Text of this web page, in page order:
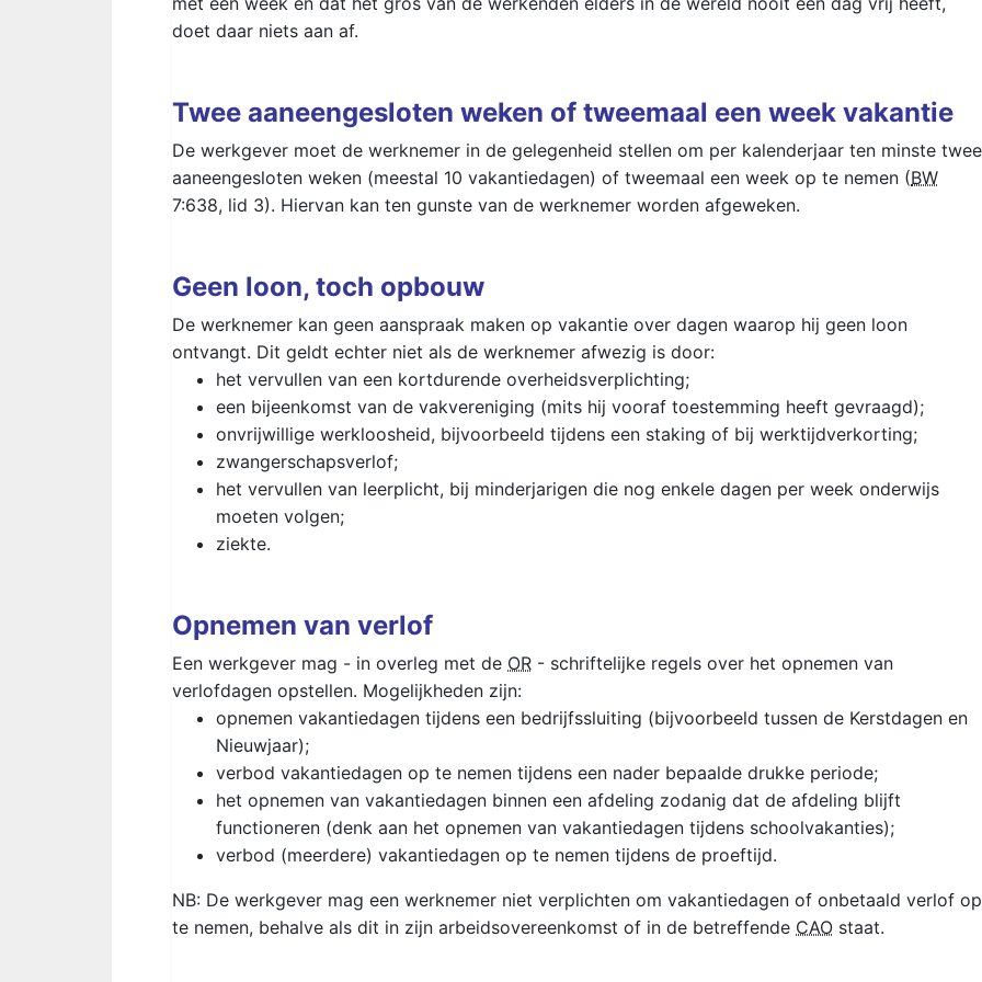
doet daar niets aan af.
Twee aaneengesloten weken of tweemaal een week vakantie
De werkgever moet de werknemer in de gelegenheid stellen om per kalenderjaar ten minste twee
aaneengesloten weken (meestal 10 vakantiedagen) of tweemaal een week op te nemen (BW
7:638, lid 3). Hiervan kan ten gunste van de werknemer worden afgeweken.
Geen loon, toch opbouw
De werknemer kan geen aanspraak maken op vakantie over dagen waarop hij geen loon
ontvangt. Dit geldt echter niet als de werknemer afwezig is door:
het vervullen van een kortdurende overheidsverplichting;
een bijeenkomst van de vakvereniging (mits hij vooraf toestemming heeft gevraagd);
onvrijwillige werkloosheid, bijvoorbeeld tijdens een staking of bij werktijdverkorting;
zwangerschapsverlof;
het vervullen van leerplicht, bij minderjarigen die nog enkele dagen per week onderwijs
moeten volgen;
ziekte.
Opnemen van verlof
Een werkgever mag - in overleg met de OR - schriftelijke regels over het opnemen van
verlofdagen opstellen. Mogelijkheden zijn:
opnemen vakantiedagen tijdens een bedrijfssluiting (bijvoorbeeld tussen de Kerstdagen en
Nieuwjaar);
verbod vakantiedagen op te nemen tijdens een nader bepaalde drukke periode;
het opnemen van vakantiedagen binnen een afdeling zodanig dat de afdeling blijft
functioneren (denk aan het opnemen van vakantiedagen tijdens schoolvakanties);
verbod (meerdere) vakantiedagen op te nemen tijdens de proeftijd.
NB: De werkgever mag een werknemer niet verplichten om vakantiedagen of onbetaald verlof op
te nemen, behalve als dit in zijn arbeidsovereenkomst of in de betreffende CAO staat.